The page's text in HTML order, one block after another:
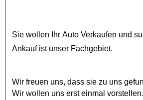
Sie wollen Ihr Auto Verkaufen und
Ankaufist unser Fachgebiet.
Wir freuen uns, dass sie zu uns
Wir wollen uns erst einmal